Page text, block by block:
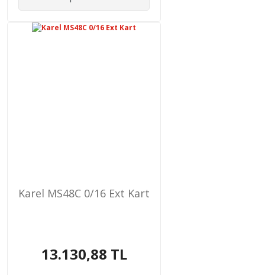
Karel MS48C 0/16 Ext Kart
13.130,88 TL